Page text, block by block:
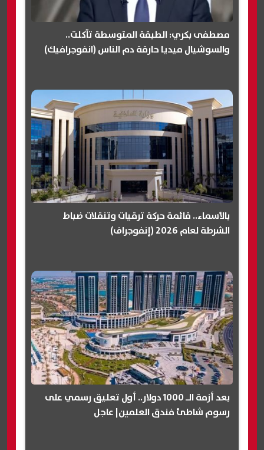
مصطفى بكري: الطبقة المتوسطة تآكلت..
والسوشيال ميديا حارقة دم الناس (انفوجرافيك)
بالأسماء.. قائمة حركة ترقيات وتنقلات ضباط
الشرطة لعام 2026 (إنفوجراف)
بعد أزمة الـ 1000 دولار.. أول تعليق رسمي على
رسوم شاطئ فندق العلمين| عاجل